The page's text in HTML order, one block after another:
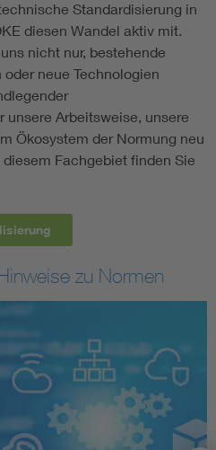
Standardisierung in
diesen Wandel aktiv mit.
nicht nur, bestehende
neue Technologien
unsere Arbeitsweise, unsere
Ökosystem der Normung neu
Fachgebiet finden Sie
zu Normen